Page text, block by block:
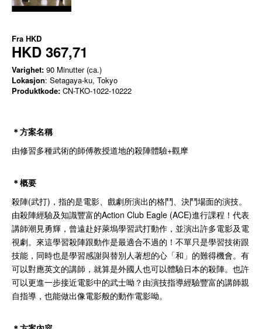
Fra HKD
HKD 367,71
Varighet: 90 Minutter (ca.)
Lokasjon: Setagaya-ku, Tokyo
Produktkode: CN-TKO-1022-10222
＊方案名稱
由修習多種武術的師傅教授道地的殺陣體驗+觀摩
＊概要
殺陣(武打)，指的是電影、戲劇所演出的格鬥、決鬥場面的演技。
由殺陣經驗及知識豐富的Action Club Eagle (ACE)進行課程！代表
講師潮見勇輝，曾遠赴好萊塢學習武打動作，並演出許多電影及電
視劇。來這學習殺陣跟動作是最適合不過的！不單只是學習技術跟
技能，同時也是學習感謝與替別人著想的心「和」的難得機會。有
可以對應英文的講師，就算是外國人也可以體驗日本的殺陣。也許
可以更進一步接近電影中的武士呦？由演技指導經驗豐富的講師親
自指導，也能做出像電影般的動作電影呦。